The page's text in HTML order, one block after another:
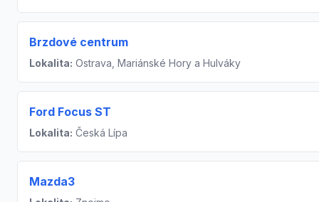
Brzdové centrum
Lokalita: Ostrava, Mariánské Hory a Hulváky
Ford Focus ST
Lokalita: Česká Lípa
Mazda3